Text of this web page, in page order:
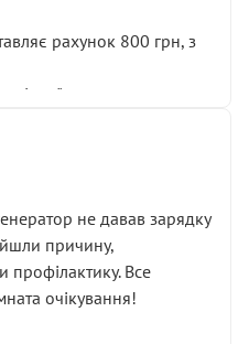
рахунок 800 грн, з
системи
і жодної реальної
Після
повернули, що
і скрип у гальмах
був. Тобто оплачена
не давав зарядку
причину,
профілактику. Все
очікування!